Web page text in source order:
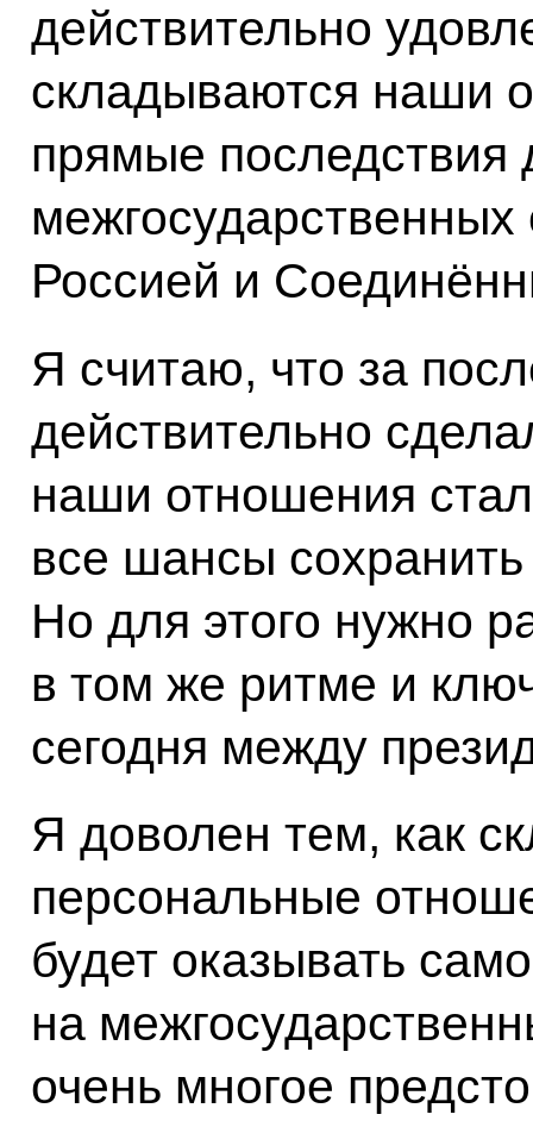
действительно
складываются наши
прямые последствия
Россией и
Я считаю, что за
действительно
наши отношения
все шансы
Но для этого нужно
в том же ритме и
сегодня между
Я доволен тем, как
персональные
будет оказывать
на
очень многое